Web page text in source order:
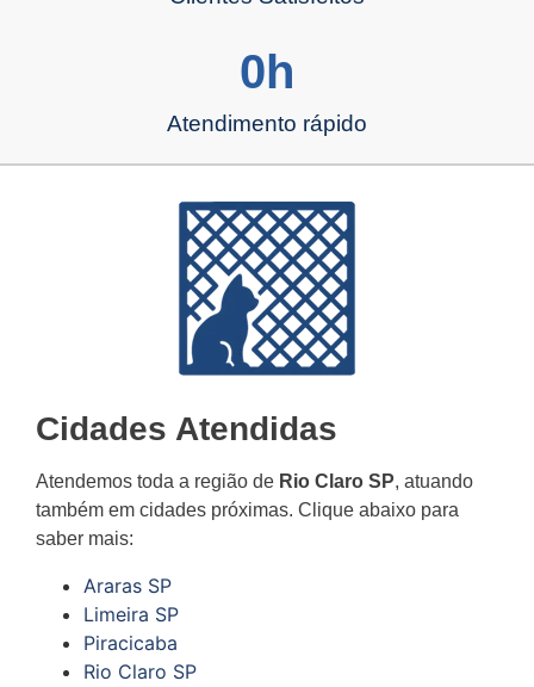
Atendimento rápido
0 h
Cidades Atendidas
Atendemos toda a região de Rio Claro SP, atuando
também em cidades próximas. Clique abaixo para
saber mais:
Araras SP
Limeira SP
Piracicaba
Rio Claro SP